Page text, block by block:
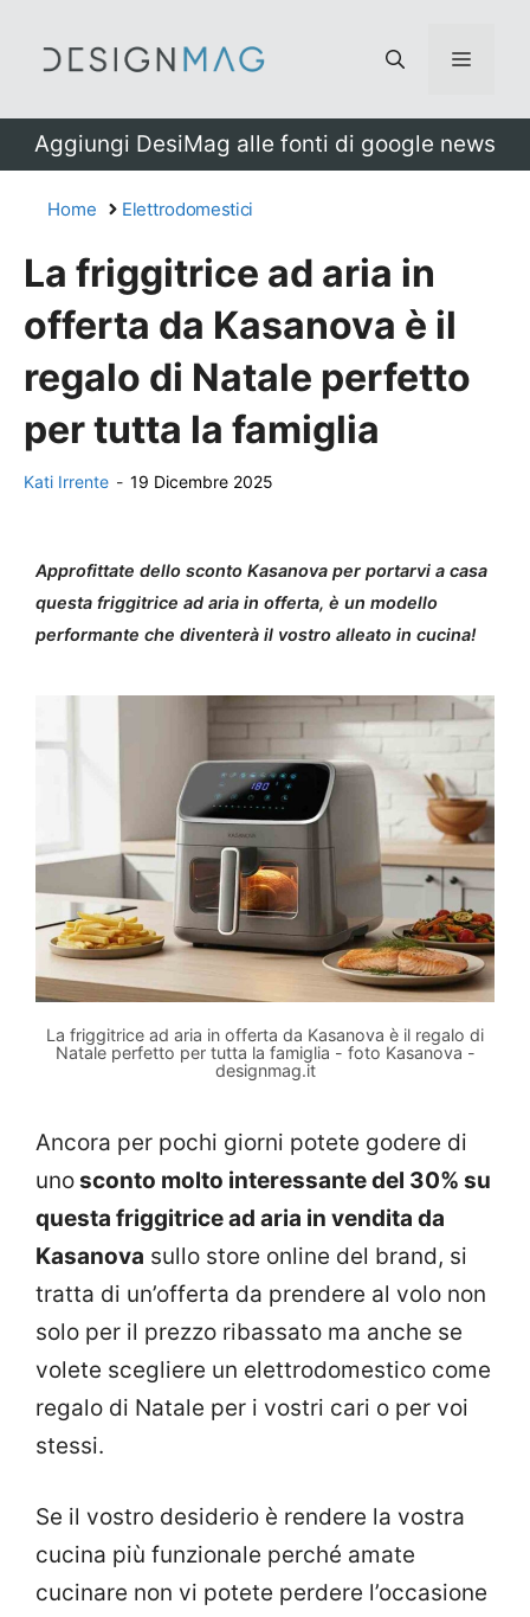
Menu
Aggiungi DesiMag alle fonti di google news
Home Elettrodomestici
La friggitrice ad aria in
offerta da Kasanova è il
regalo di Natale perfetto
per tutta la famiglia
Kati Irrente - 19 Dicembre 2025
Approfittate dello sconto Kasanova per portarvi a casa
questa friggitrice ad aria in offerta, è un modello
performante che diventerà il vostro alleato in cucina!
La friggitrice ad aria in offerta da Kasanova è il regalo di
Natale perfetto per tutta la famiglia - foto Kasanova -
designmag.it
Ancora per pochi giorni potete godere di
unosconto molto interessante del 30% su
questa friggitrice ad aria in vendita da
Kasanova sullo store online del brand, si
tratta di un’offerta da prendere al volo non
solo per il prezzo ribassato ma anche se
volete scegliere un elettrodomestico come
regalo di Natale per i vostri cari o per voi
stessi.
Se il vostro desiderio è rendere la vostra
cucina più funzionale perché amate
cucinare non vi potete perdere l’occasione